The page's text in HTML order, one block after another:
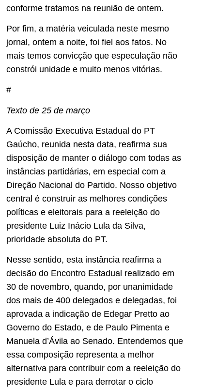
conforme tratamos na reunião de ontem.
Por fim, a matéria veiculada neste mesmo
jornal, ontem a noite, foi fiel aos fatos. No
mais temos convicção que especulação não
constrói unidade e muito menos vitórias.
#
Texto de 25 de março
A Comissão Executiva Estadual do PT
Gaúcho, reunida nesta data, reafirma sua
disposição de manter o diálogo com todas as
instâncias partidárias, em especial com a
Direção Nacional do Partido. Nosso objetivo
central é construir as melhores condições
políticas e eleitorais para a reeleição do
presidente Luiz Inácio Lula da Silva,
prioridade absoluta do PT.
Nesse sentido, esta instância reafirma a
decisão do Encontro Estadual realizado em
30 de novembro, quando, por unanimidade
dos mais de 400 delegados e delegadas, foi
aprovada a indicação de Edegar Pretto ao
Governo do Estado, e de Paulo Pimenta e
Manuela d’Ávila ao Senado. Entendemos que
essa composição representa a melhor
alternativa para contribuir com a reeleição do
presidente Lula e para derrotar o ciclo